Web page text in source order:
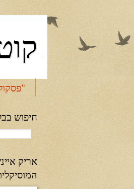
חיפוש
אריק